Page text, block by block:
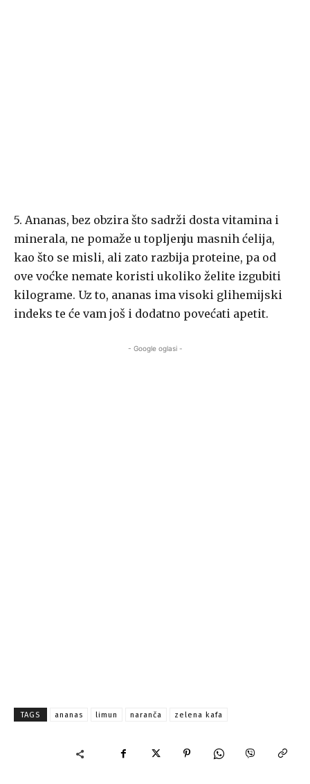
5. Ananas, bez obzira što sadrži dosta vitamina i
minerala, ne pomaže u topljenju masnih ćelija,
kao što se misli, ali zato razbija proteine, pa od
ove voćke nemate koristi ukoliko želite izgubiti
kilograme. Uz to, ananas ima visoki glihemijski
indeks te će vam još i dodatno povećati apetit.
- Google oglasi -
TAGS ananas limun naranča zelena kafa